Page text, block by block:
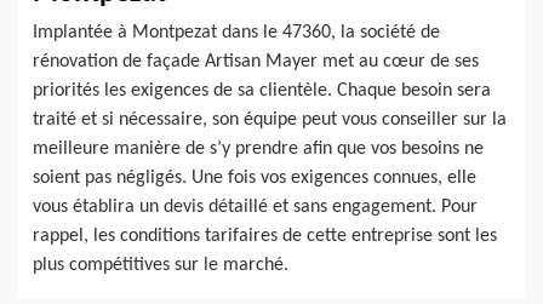
Implantée à Montpezat dans le 47360, la société de
rénovation de façade Artisan Mayer met au cœur de ses
priorités les exigences de sa clientèle. Chaque besoin sera
traité et si nécessaire, son équipe peut vous conseiller sur la
meilleure manière de s’y prendre afin que vos besoins ne
soient pas négligés. Une fois vos exigences connues, elle
vous établira un devis détaillé et sans engagement. Pour
rappel, les conditions tarifaires de cette entreprise sont les
plus compétitives sur le marché.